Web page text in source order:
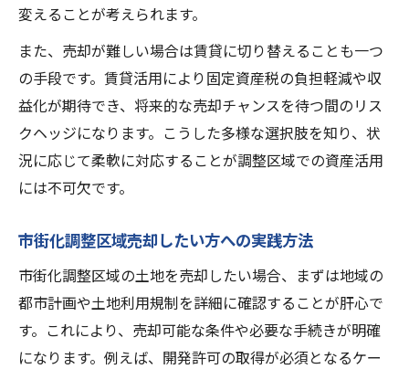
変えることが考えられます。
また、売却が難しい場合は賃貸に切り替えることも一つ
の手段です。賃貸活用により固定資産税の負担軽減や収
益化が期待でき、将来的な売却チャンスを待つ間のリス
クヘッジになります。こうした多様な選択肢を知り、状
況に応じて柔軟に対応することが調整区域での資産活用
には不可欠です。
市街化調整区域売却したい方への実践方法
市街化調整区域の土地を売却したい場合、まずは地域の
都市計画や土地利用規制を詳細に確認することが肝心で
す。これにより、売却可能な条件や必要な手続きが明確
になります。例えば、開発許可の取得が必須となるケー